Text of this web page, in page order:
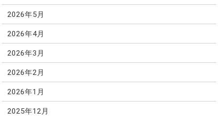
2026年5月
2026年4月
2026年3月
2026年2月
2026年1月
2025年12月